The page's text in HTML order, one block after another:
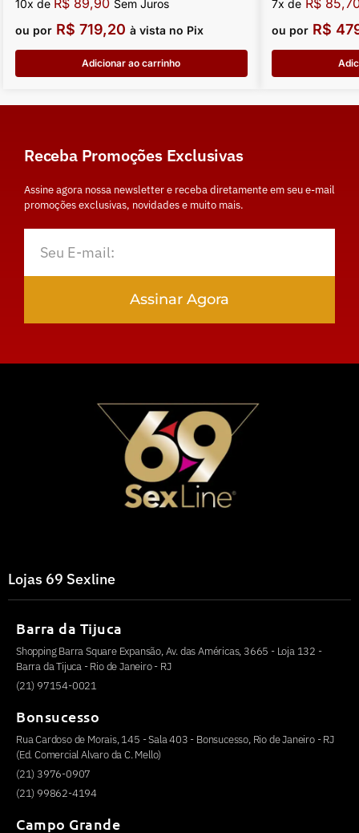
10x de
Sem Juros
ou por R$ 719,20 à vista no Pix
Adicionar ao carrinho
7x de
ou por R$
Receba Promoções Exclusivas
Assine agora nossa newsletter e receba diretamente em seu e-mail
promoções exclusivas, novidades e muito mais.
Assinar Agora
Lojas 69 Sexline
Barra da Tijuca
Shopping Barra Square Expansão, Av. das Américas, 3665 - Loja 132 -
Barra da Tijuca - Rio de Janeiro - RJ
(21) 97154-0021
Bonsucesso
Rua Cardoso de Morais, 145 - Sala 403 - Bonsucesso, Rio de Janeiro - RJ
(Ed. Comercial Alvaro da C. Mello)
(21) 3976-0907
(21) 99862-4194
Campo Grande